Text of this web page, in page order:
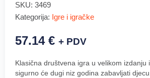
SKU: 3469
Kategorija: Igre i igračke
57.14 € + PDV
Klasična društvena igra u velikom izdanju
sigurno će dugi niz godina zabavljati